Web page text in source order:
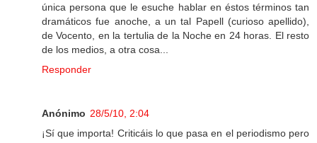
única persona que le esuche hablar en éstos términos tan
dramáticos fue anoche, a un tal Papell (curioso apellido),
de Vocento, en la tertulia de la Noche en 24 horas. El resto
de los medios, a otra cosa...
Responder
Anónimo 28/5/10, 2:04
¡Sí que importa! Criticáis lo que pasa en el periodismo pero